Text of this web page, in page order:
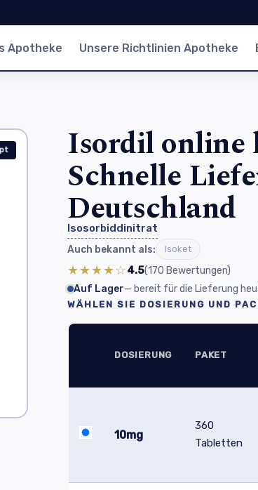
Apotheke Unsere Richtlinien Apotheke
Isordil online
Schnelle
Deutschland
Isosorbiddinitrat
Auch bekannt als: Isoket
★★★★☆4.5(170 Bewertungen)
Auf Lager— bereit für die Lieferung
WÄHLEN SIE DOSIERUNG UND
DOSIERUNG PAKET
10mg
360
Tabletten